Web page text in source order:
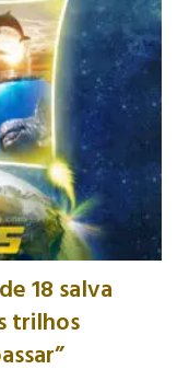
18 salva
trilhos